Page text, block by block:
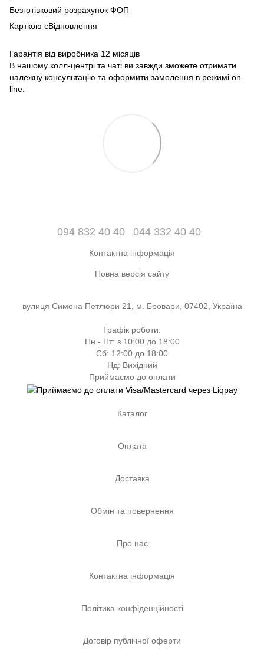
Безготівковий розрахунок ФОП
Карткою єВідновлення
Гарантія від виробника 12 місяців
В нашому колл-центрі та чаті ви завжди зможете отримати
належну консультацію та оформити замолення в режимі on-
line.
094 832 40 40 044 332 40 40
Контактна інформація
Повна версія сайту
вулиця Симона Петлюри 21, м. Бровари, 07402, Україна
Графік роботи:
Пн - Пт: з 10:00 до 18:00
Сб: 12:00 до 18:00
Нд: Вихідний
Приймаємо до оплати
Каталог
Оплата
Доставка
Обмін та повернення
Про нас
Контактна інформація
Політика конфіденційності
Договір публічної оферти